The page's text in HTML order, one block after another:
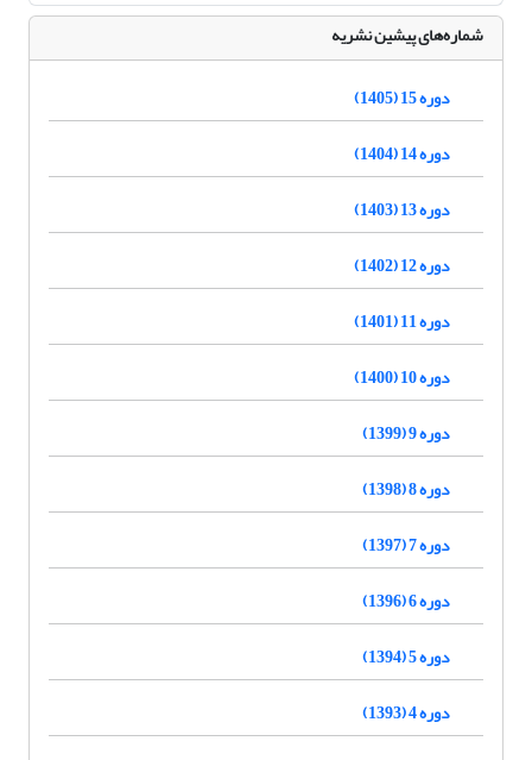
شماره‌های پیشین نشریه
دوره 15 (1405)
دوره 14 (1404)
دوره 13 (1403)
دوره 12 (1402)
دوره 11 (1401)
دوره 10 (1400)
دوره 9 (1399)
دوره 8 (1398)
دوره 7 (1397)
دوره 6 (1396)
دوره 5 (1394)
دوره 4 (1393)